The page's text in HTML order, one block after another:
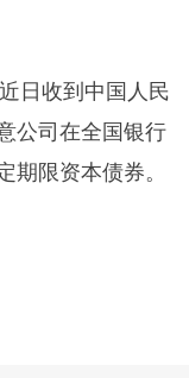
日收到中国人民
公司在全国银行
期限资本债券。